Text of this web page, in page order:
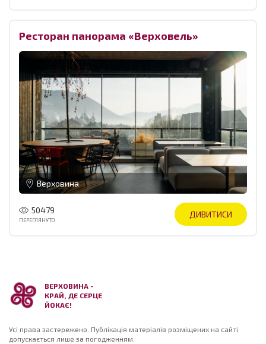
Ресторан панорама «Верховель»
Верховина
50479
ПЕРЕГЛЯНУТО
ДИВИТИСИ
ВЕРХОВИНА -
КРАЙ, ДЕ СЕРЦЕ
ЙОКАЄ!
Усі права застережено. Публікація матеріалів розміщених на сайті
допускається лише за погодженням.